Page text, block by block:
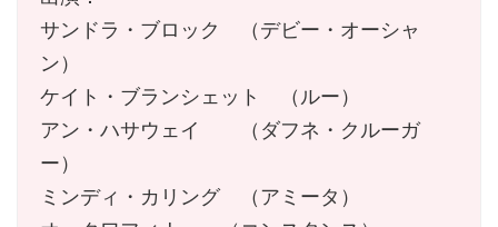
サンドラ・ブロック （デビー・オーシャ
ン）
ケイト・ブランシェット （ルー）
アン・ハサウェイ （ダフネ・クルーガ
ー）
ミンディ・カリング （アミータ）